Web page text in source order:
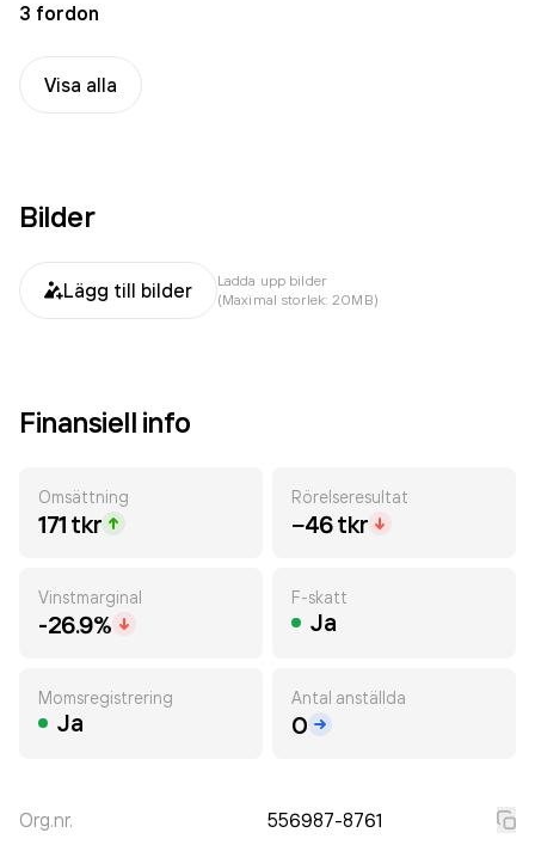
3 fordon
Visa alla
Bilder
Lägg till bilder
Ladda upp bilder
(Maximal storlek: 20MB)
Finansiell info
Omsättning
171 tkr
Rörelseresultat
−46 tkr
Vinstmarginal
-26.9%
F-skatt
Ja
Momsregistrering
Ja
Antal anställda
0
Org.nr. 556987-8761